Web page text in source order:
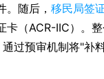
。随后， 移民局签
卡（ACR-IIC）。
过预审机制将"补